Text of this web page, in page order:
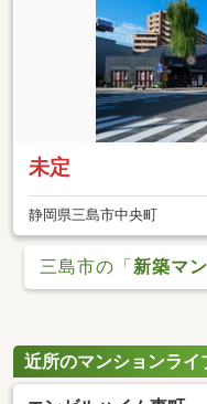
未定
静岡県三島市中央町
三島市の「新築マ
近所のマンションライ